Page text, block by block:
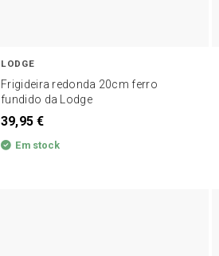
LODGE
Frigideira redonda 20cm ferro
fundido da Lodge
39,95 €
Em stock